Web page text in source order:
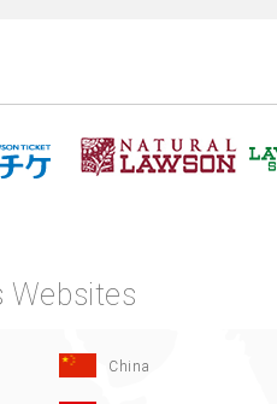
Websites
China